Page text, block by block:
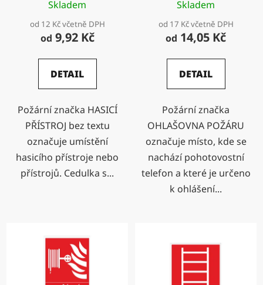
Skladem
od 12 Kč včetně DPH
od 9,92 Kč
DETAIL
Požární značka HASICÍ
PŘÍSTROJ bez textu
označuje umístění
hasicího přístroje nebo
přístrojů. Cedulka s...
Skladem
od 17 Kč včetně DPH
od 14,05 Kč
DETAIL
Požární značka
OHLAŠOVNA POŽÁRU
označuje místo, kde se
nachází pohotovostní
telefon a které je určeno
k ohlášení...